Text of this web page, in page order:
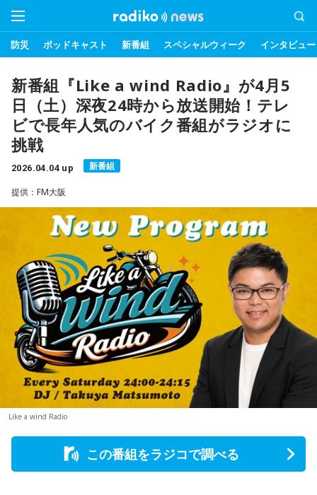
防災 ポッドキャスト 新番組 スペシャルウィーク インタビュー
新番組『Like a wind Radio』が4月5
日（土）深夜24時から放送開始！テレ
ビで長年人気のバイク番組がラジオに
挑戦
2026.04.04 up 新番組
提供：FM大阪
Like a wind Radio
この番組をラジコで調べる